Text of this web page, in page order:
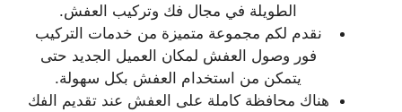
الطويلة في مجال فك وتركيب العفش.
نقدم لكم مجموعة متميزة من خدمات التركيب
فور وصول العفش لمكان العميل الجديد حتى
يتمكن من استخدام العفش بكل سهولة.
هناك محافظة كاملة على العفش عند تقديم الفك